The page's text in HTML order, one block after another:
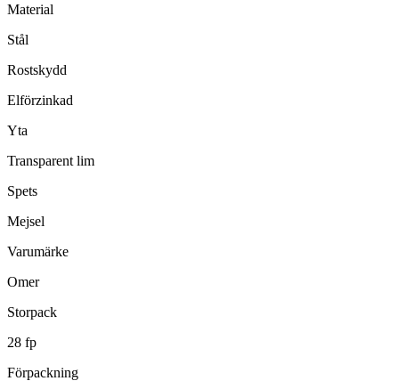
Material
Stål
Rostskydd
Elförzinkad
Yta
Transparent lim
Spets
Mejsel
Varumärke
Omer
Storpack
28 fp
Förpackning